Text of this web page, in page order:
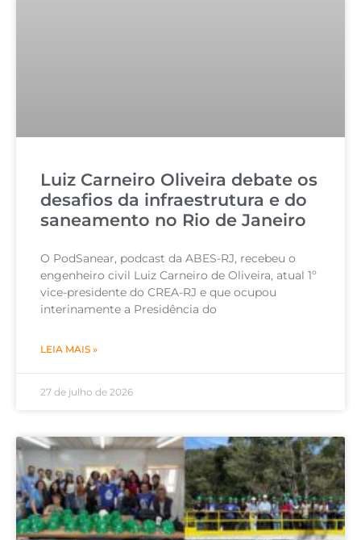
Luiz Carneiro Oliveira debate os
desafios da infraestrutura e do
saneamento no Rio de Janeiro
O PodSanear, podcast da ABES-RJ, recebeu o
engenheiro civil Luiz Carneiro de Oliveira, atual 1º
vice-presidente do CREA-RJ e que ocupou
interinamente a Presidência do
LEIA MAIS »
27 de julho de 2026